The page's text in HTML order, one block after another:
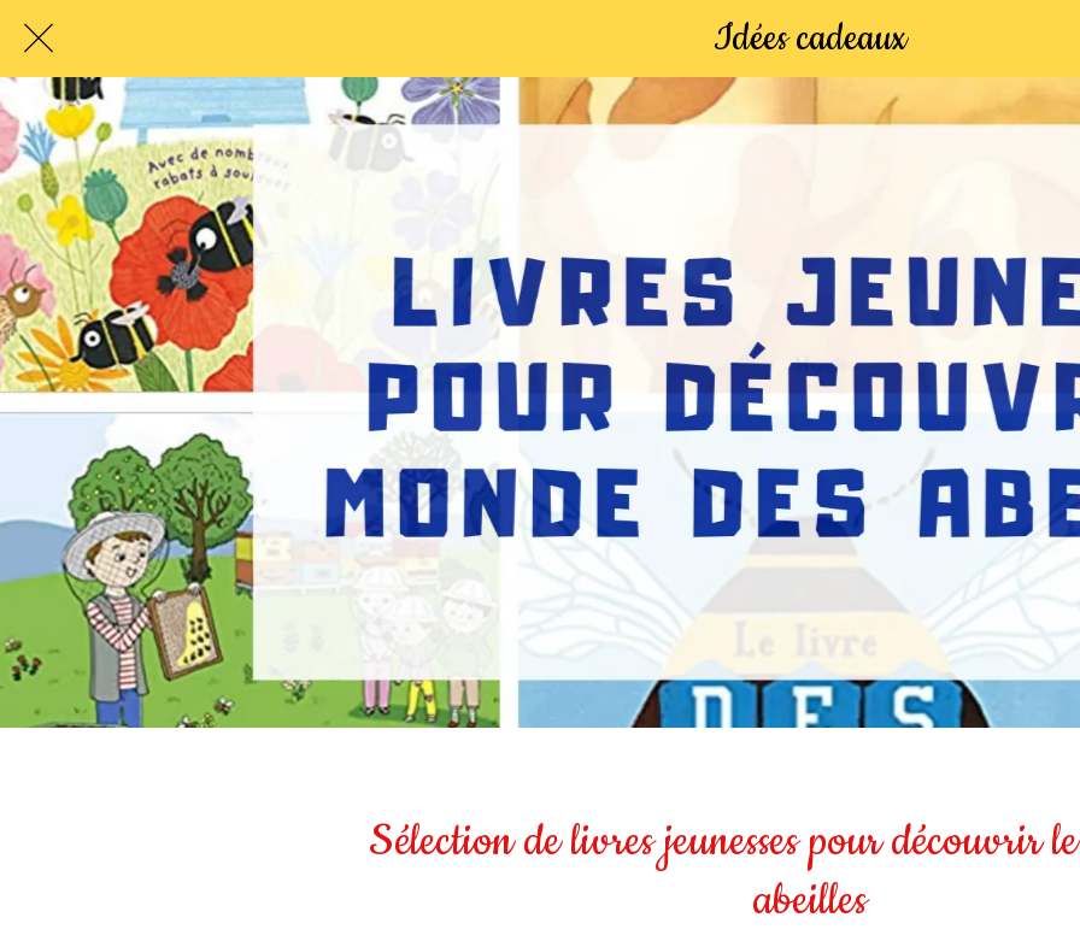
Idées cadeaux
Sélection de livres jeunesses pour découvrir
abeilles